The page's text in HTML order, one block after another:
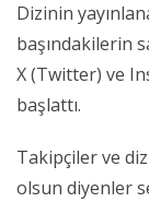
Dizinin
başındakilerin
X (Twitter) ve
başlattı.
Takipçiler ve
olsun diyenler